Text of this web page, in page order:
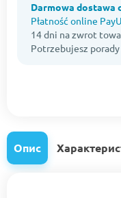
Darmowa dostawa
Płatność online
14 dni na zwrot
Potrzebujesz
Опис